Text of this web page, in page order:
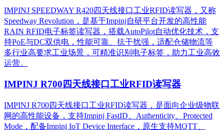
IMPINJ SPEEDWAY R420四天线接口工业RFID读写器，又称
Speedway Revolution，是基于Impinj自研平台开发的高性能
RAIN RFID电子标签读写器，搭载AutoPilot自动优化技术，支
持PoE与DC双供电，性能可靠、抗干扰强，适配仓储物流等
多行业高要求工业场景，可精准识别电子标签，助力工业高效
运营。​
IMPINJ R700四天线接口工业RFID读写器
IMPINJ R700四天线接口工业RFID读写器，是面向企业级物联
网的高性能设备，支持Impinj FastID、Authenticity、Protected
Mode，配备Impinj IoT Device Interface，原生支持MQTT、